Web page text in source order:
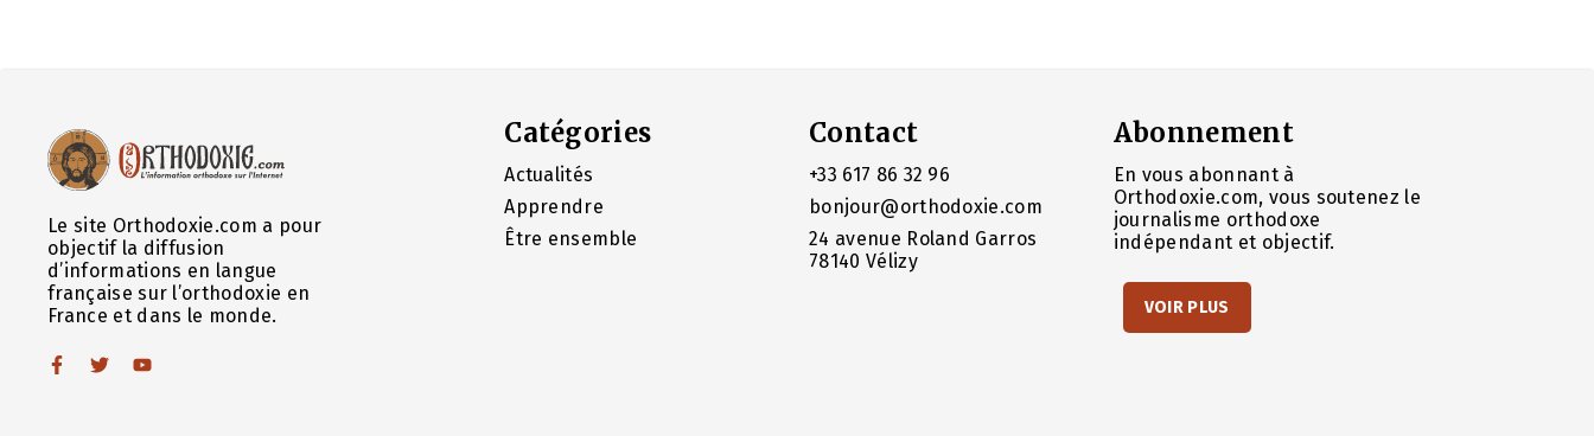
Le site Orthodoxie.com a pour
objectif la diffusion
d’informations en langue
française sur l’orthodoxie en
France et dans le monde.
Catégories
Actualités
Apprendre
Être ensemble
Contact
+33 617 86 32 96
bonjour@orthodoxie.com
24 avenue Roland Garros
78140 Vélizy
Abonnement
En vous abonnant à
Orthodoxie.com, vous soutenez le
journalisme orthodoxe
indépendant et objectif.
VOIR PLUS